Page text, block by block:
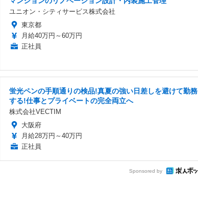
ユニオン・シティサービス株式会社
東京都
月給40万円～60万円
正社員
蛍光ペンの手順通りの検品!真夏の強い日差しを避けて勤務
する!仕事とプライベートの完全両立へ
株式会社VECTIM
大阪府
月給28万円～40万円
正社員
Sponsored by